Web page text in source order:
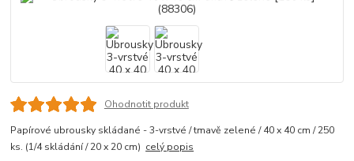
Ohodnotit produkt
Papírové ubrousky skládané - 3-vrstvé / tmavě zelené / 40 x 40 cm / 250
ks. (1/4 skládání / 20 x 20 cm) celý popis